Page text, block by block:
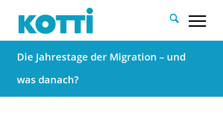
Die Jahrestage der Migration – und
was danach?